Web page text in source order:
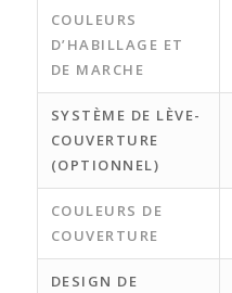
COULEURS
D’HABILLAGE ET
DE MARCHE
SYSTÈME DE LÈVE-
COUVERTURE
(OPTIONNEL)
COULEURS DE
COUVERTURE
DESIGN DE